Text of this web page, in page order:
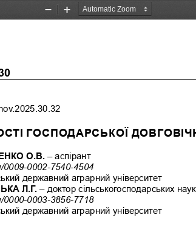
Zoom
Zoom
ГОСПОДАРСЬКОЇ
О.В. – аспірант
0009-0002-7540-4504
державний аграрний університет
Л.Г. – доктор сільськогосподарських
0000-0003-3856-7718
державний аграрний університет